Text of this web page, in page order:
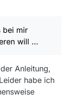
bei mir
will …
Anleitung,
habe ich